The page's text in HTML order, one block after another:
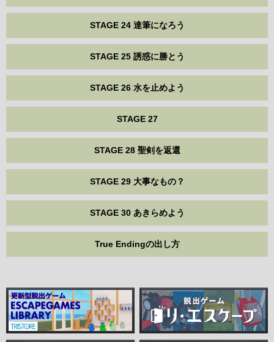
STAGE 24 達筆になろう
STAGE 25 誘惑に勝とう
STAGE 26 水を止めよう
STAGE 27
STAGE 28 聖剣を返還
STAGE 29 大事なもの？
STAGE 30 あきらめよう
True Endingの出し方